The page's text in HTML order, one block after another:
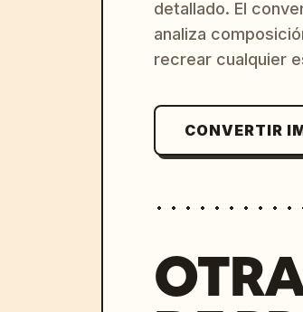
detallado. El
analiza
recrear cualquier
CONVERTIR